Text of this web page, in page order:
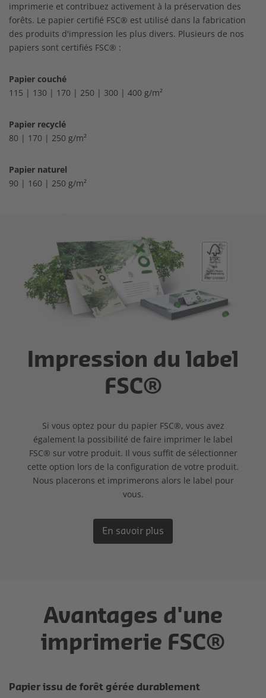
imprimerie et contribuez activement à la préservation des
forêts. Le papier certifié FSC® est utilisé dans la fabrication
des produits d'impression les plus divers. Plusieurs de nos
papiers sont certifiés FSC® :
Papier couché
115 | 130 | 170 | 250 | 300 | 400 g/m²
Papier recyclé
80 | 170 | 250 g/m²
Papier naturel
90 | 160 | 250 g/m²
Impression du label
FSC®
Si vous optez pour du papier FSC®, vous avez
également la possibilité de faire imprimer le label
FSC® sur votre produit. Il vous suffit de sélectionner
cette option lors de la configuration de votre produit.
Nous placerons et imprimerons alors le label pour
vous.
En savoir plus
Avantages d'une
imprimerie FSC®
Papier issu de forêt gérée durablement